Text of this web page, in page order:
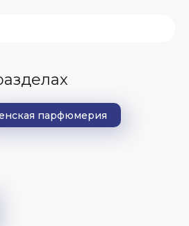
парфюмерия